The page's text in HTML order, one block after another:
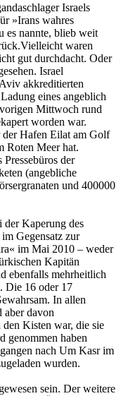
Israels
»Irans wahres
es nannte, blieb weit
waren
gut durchdacht. Oder
Israel
akkreditierten
eines angeblich
Mittwoch rund
worden war.
der Hafen Eilat am Golf
Roten Meer hat.
der
(angebliche
und 400000
der Kaperung des
Gegensatz zur
im Mai 2010 – weder
Kapitän
ebenfalls mehrheitlich
Die 16 oder 17
In allen
davon
Kisten war, die sie
genommen haben
nach Um Kasr im
wurden.
sein. Der weitere